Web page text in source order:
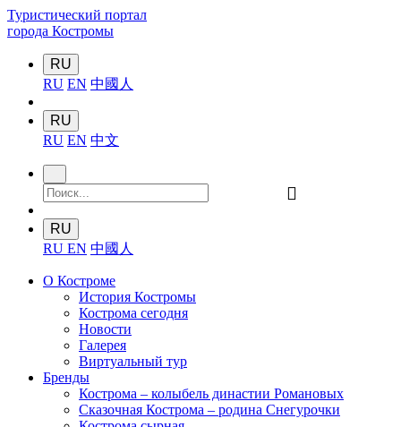
Туристический портал
города Костромы
RU
RU EN 中國人
RU
RU EN 中文
󰍉
RU
RU EN 中國人
О Костроме
История Костромы
Кострома сегодня
Новости
Галерея
Виртуальный тур
Бренды
Кострома – колыбель династии Романовых
Сказочная Кострома – родина Снегурочки